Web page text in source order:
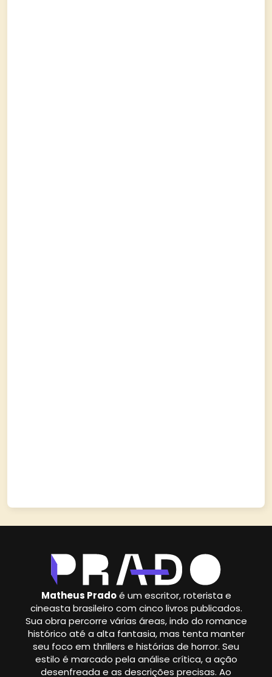
Matheus Pradoé um escritor, roterista e
cineasta brasileiro com cinco livros publicados.
Sua obra percorre várias áreas, indo do romance
histórico até a alta fantasia, mas tenta manter
seu foco em thrillers e histórias de horror. Seu
estilo é marcado pela análise crítica, a ação
desenfreada e as descrições precisas. Ao